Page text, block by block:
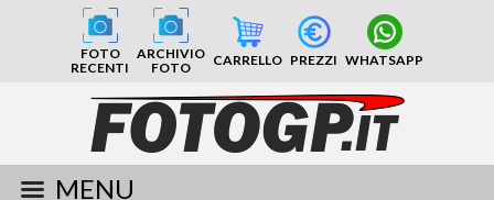
FOTO
RECENTI
ARCHIVIO
FOTO
CARRELLO PREZZI WHATSAPP
MENU